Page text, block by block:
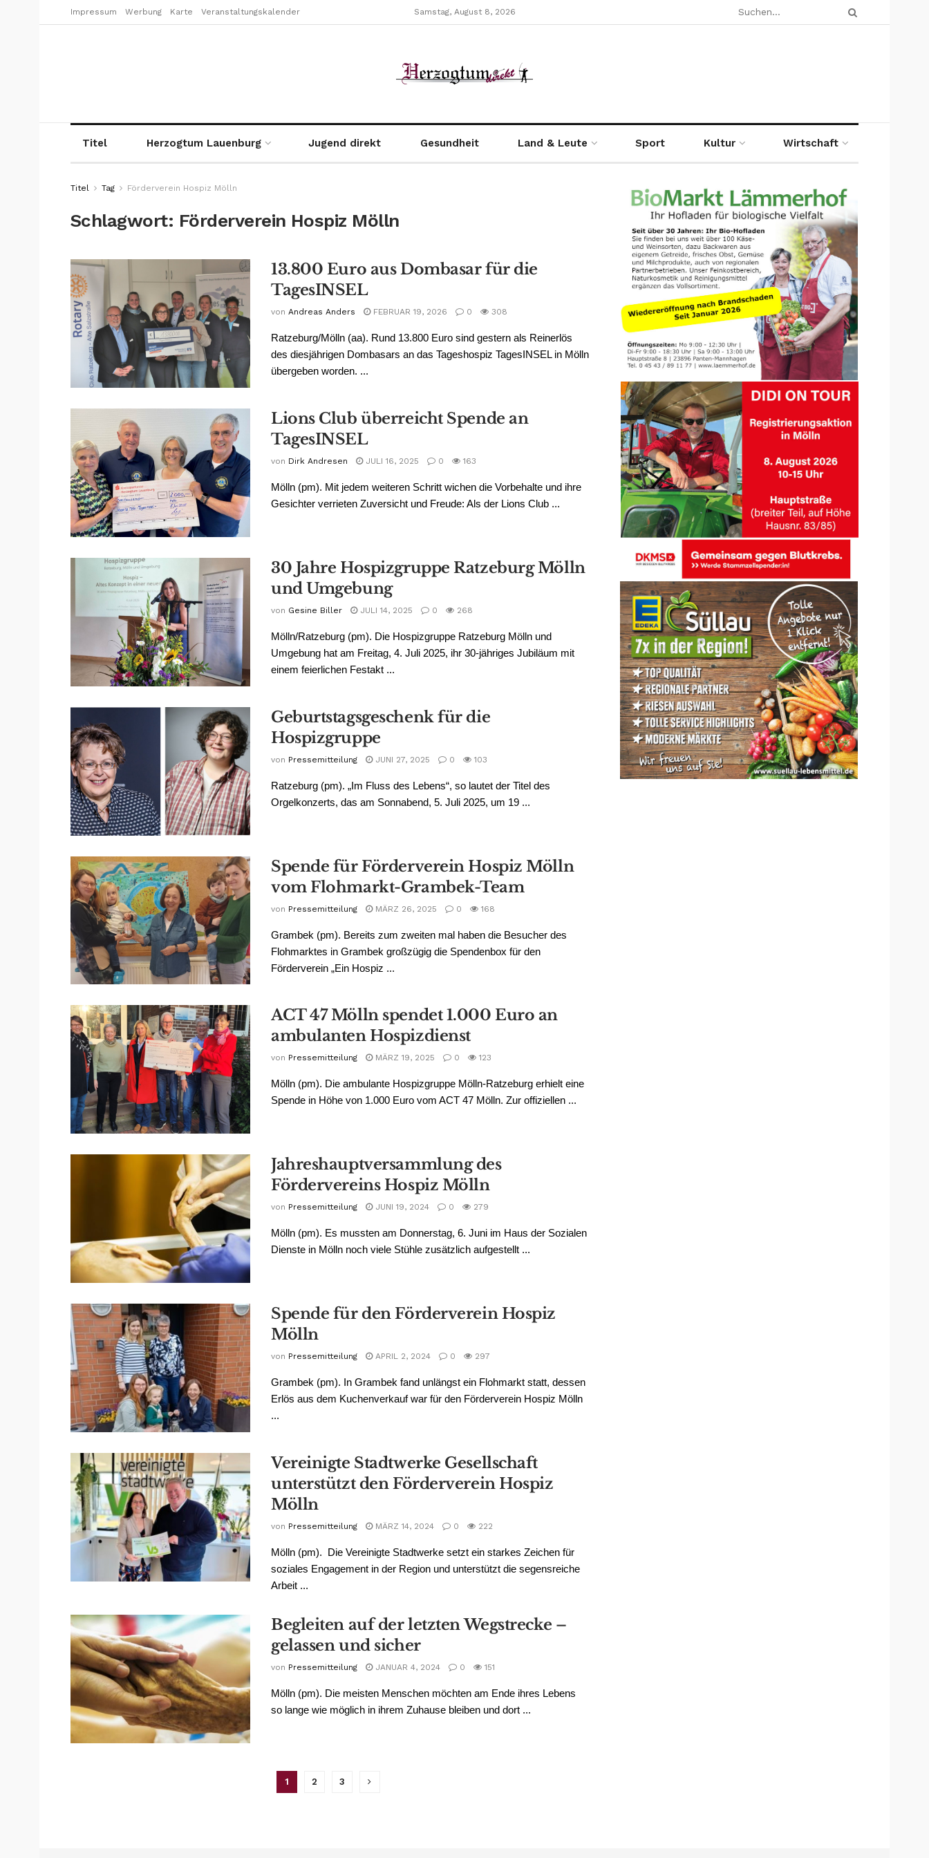
Impressum Werbung Karte Veranstaltungskalender Samstag, August 8, 2026
Titel Herzogtum Lauenburg Jugend direkt Gesundheit Land & Leute Sport Kultur Wirtschaft
Titel Tag Förderverein Hospiz Mölln
Schlagwort: Förderverein Hospiz Mölln
13.800 Euro aus Dombasar für die
TagesINSEL
von Andreas Anders FEBRUAR 19, 2026 0 308
Ratzeburg/Mölln (aa). Rund 13.800 Euro sind gestern als Reinerlös
des diesjährigen Dombasars an das Tageshospiz TagesINSEL in Mölln
übergeben worden. ...
Lions Club überreicht Spende an
TagesINSEL
von Dirk Andresen JULI 16, 2025 0 163
Mölln (pm). Mit jedem weiteren Schritt wichen die Vorbehalte und ihre
Gesichter verrieten Zuversicht und Freude: Als der Lions Club ...
30 Jahre Hospizgruppe Ratzeburg Mölln
und Umgebung
von Gesine Biller JULI 14, 2025 0 268
Mölln/Ratzeburg (pm). Die Hospizgruppe Ratzeburg Mölln und
Umgebung hat am Freitag, 4. Juli 2025, ihr 30-jähriges Jubiläum mit
einem feierlichen Festakt ...
Geburtstagsgeschenk für die
Hospizgruppe
von Pressemitteilung JUNI 27, 2025 0 103
Ratzeburg (pm). „Im Fluss des Lebens“, so lautet der Titel des
Orgelkonzerts, das am Sonnabend, 5. Juli 2025, um 19 ...
Spende für Förderverein Hospiz Mölln
vom Flohmarkt-Grambek-Team
von Pressemitteilung MÄRZ 26, 2025 0 168
Grambek (pm). Bereits zum zweiten mal haben die Besucher des
Flohmarktes in Grambek großzügig die Spendenbox für den
Förderverein „Ein Hospiz ...
ACT 47 Mölln spendet 1.000 Euro an
ambulanten Hospizdienst
von Pressemitteilung MÄRZ 19, 2025 0 123
Mölln (pm). Die ambulante Hospizgruppe Mölln-Ratzeburg erhielt eine
Spende in Höhe von 1.000 Euro vom ACT 47 Mölln. Zur offiziellen ...
Jahreshauptversammlung des
Fördervereins Hospiz Mölln
von Pressemitteilung JUNI 19, 2024 0 279
Mölln (pm). Es mussten am Donnerstag, 6. Juni im Haus der Sozialen
Dienste in Mölln noch viele Stühle zusätzlich aufgestellt ...
Spende für den Förderverein Hospiz
Mölln
von Pressemitteilung APRIL 2, 2024 0 297
Grambek (pm). In Grambek fand unlängst ein Flohmarkt statt, dessen
Erlös aus dem Kuchenverkauf war für den Förderverein Hospiz Mölln
...
Vereinigte Stadtwerke Gesellschaft
unterstützt den Förderverein Hospiz
Mölln
von Pressemitteilung MÄRZ 14, 2024 0 222
Mölln (pm). Die Vereinigte Stadtwerke setzt ein starkes Zeichen für
soziales Engagement in der Region und unterstützt die segensreiche
Arbeit ...
Begleiten auf der letzten Wegstrecke –
gelassen und sicher
von Pressemitteilung JANUAR 4, 2024 0 151
Mölln (pm). Die meisten Menschen möchten am Ende ihres Lebens
so lange wie möglich in ihrem Zuhause bleiben und dort ...
1 2 3